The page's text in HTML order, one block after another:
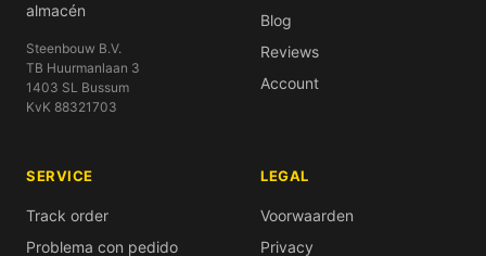
almacén
Steenbouw B.V.
TB Huurmanlaan 3
1403 SL Bussum
KvK 88321703
Blog
Reviews
Account
SERVICE
Track order
Problema con pedido
LEGAL
Voorwaarden
Privacy